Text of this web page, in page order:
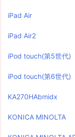
iPad Air
iPad Air2
iPod touch(第5世代)
iPod touch(第6世代)
KA270HAbmidx
KONICA MINOLTA